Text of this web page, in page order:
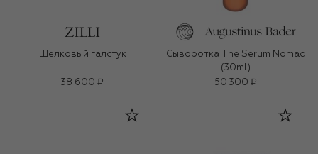
Шелковый галстук
38 600 ₽
Сыворотка The Serum Nomad
(30ml)
50 300 ₽